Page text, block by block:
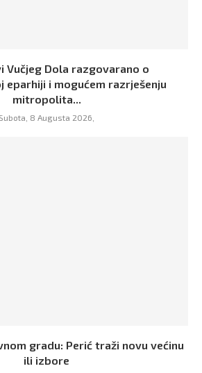
Vučjeg Dola razgovarano o
eparhiji i mogućem razrješenju
mitropolita...
Subota, 8 Augusta 2026,
gradu: Perić traži novu većinu
ili izbore